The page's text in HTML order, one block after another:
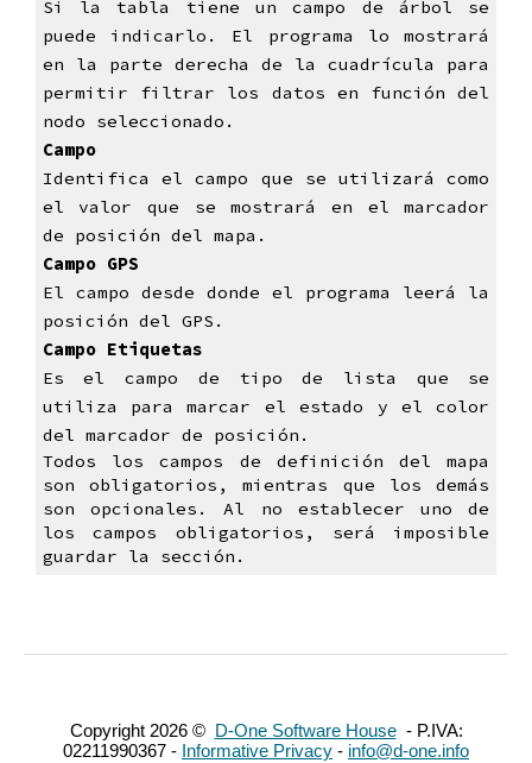
Si la tabla tiene un campo de árbol se
puede indicarlo. El programa lo mostrará
en la parte derecha de la cuadrícula para
permitir filtrar los datos en función del
nodo seleccionado.
Campo
Identifica el campo que se utilizará como
el valor que se mostrará en el marcador
de posición del mapa.
Campo GPS
El campo desde donde el programa leerá la
posición del GPS.
Campo Etiquetas
Es el campo de tipo de lista que se
utiliza para marcar el estado y el color
del marcador de posición.
Todos los campos de definición del mapa
son obligatorios, mientras que los demás
son opcionales. Al no establecer uno de
los campos obligatorios, será imposible
guardar la sección.
Copyright 2026 © D-One Software House- P.IVA:
02211990367 - Informative Privacy - info@d-one.info